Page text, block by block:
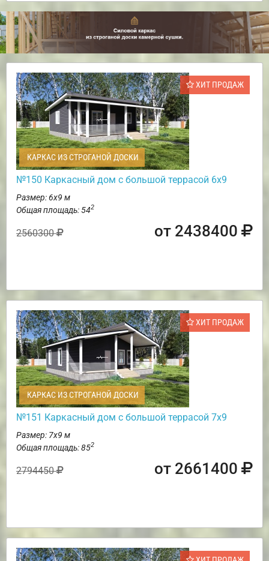
ХИТ ПРОДАЖ
КАРКАС ИЗ СТРОГАНОЙ ДОСКИ
№150 Каркасный дом с большой террасой 6х9
Размер: 6х9 м
Общая площадь: 542
2560300 от 2438400
ХИТ ПРОДАЖ
КАРКАС ИЗ СТРОГАНОЙ ДОСКИ
№151 Каркасный дом с большой террасой 7х9
Размер: 7х9 м
Общая площадь: 852
2794450 от 2661400